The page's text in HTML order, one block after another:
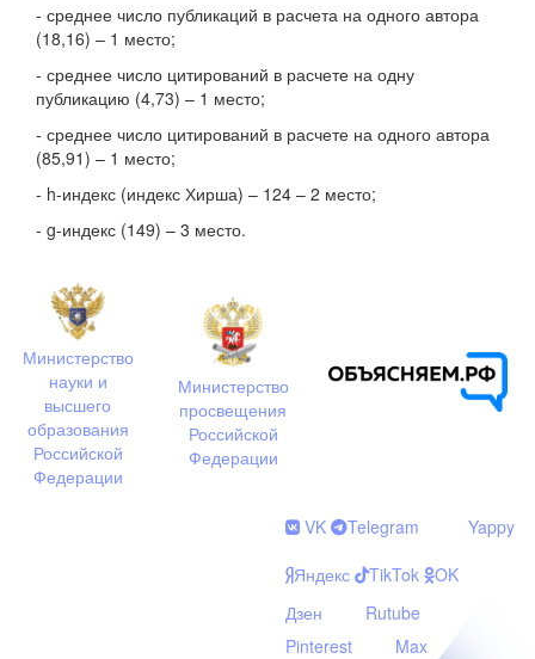
- среднее число публикаций в расчета на одного автора
(18,16) – 1 место;
- среднее число цитирований в расчете на одну
публикацию (4,73) – 1 место;
- среднее число цитирований в расчете на одного автора
(85,91) – 1 место;
- h-индекс (индекс Хирша) – 124 – 2 место;
- g-индекс (149) – 3 место.
Министерство
науки и
высшего
образования
Российской
Федерации
Министерство
просвещения
Российской
Федерации
VK Telegram
Yappy
Яндекс
TikTok
OK
Дзен
Rutube
Pinterest
Max